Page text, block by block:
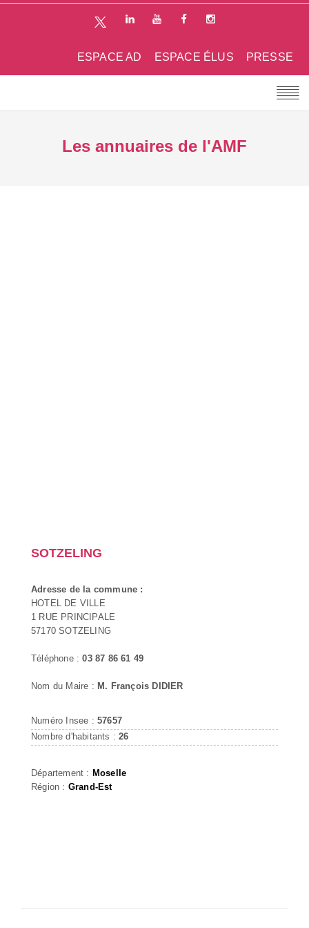
PRESSE
ESPACE ÉLUS
ESPACE AD
Les annuaires de l'AMF
SOTZELING
Adresse de la commune :
HOTEL DE VILLE
1 RUE PRINCIPALE
57170 SOTZELING
Téléphone :03 87 86 61 49
Nom du Maire : M. François DIDIER
Numéro Insee : 57657
Nombre d'habitants :26
Département : Moselle
Région : Grand-Est